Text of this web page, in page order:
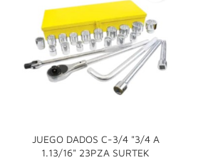
JUEGO DADOS C-3/4 "3/4 A
1.13/16" 23PZA SURTEK
